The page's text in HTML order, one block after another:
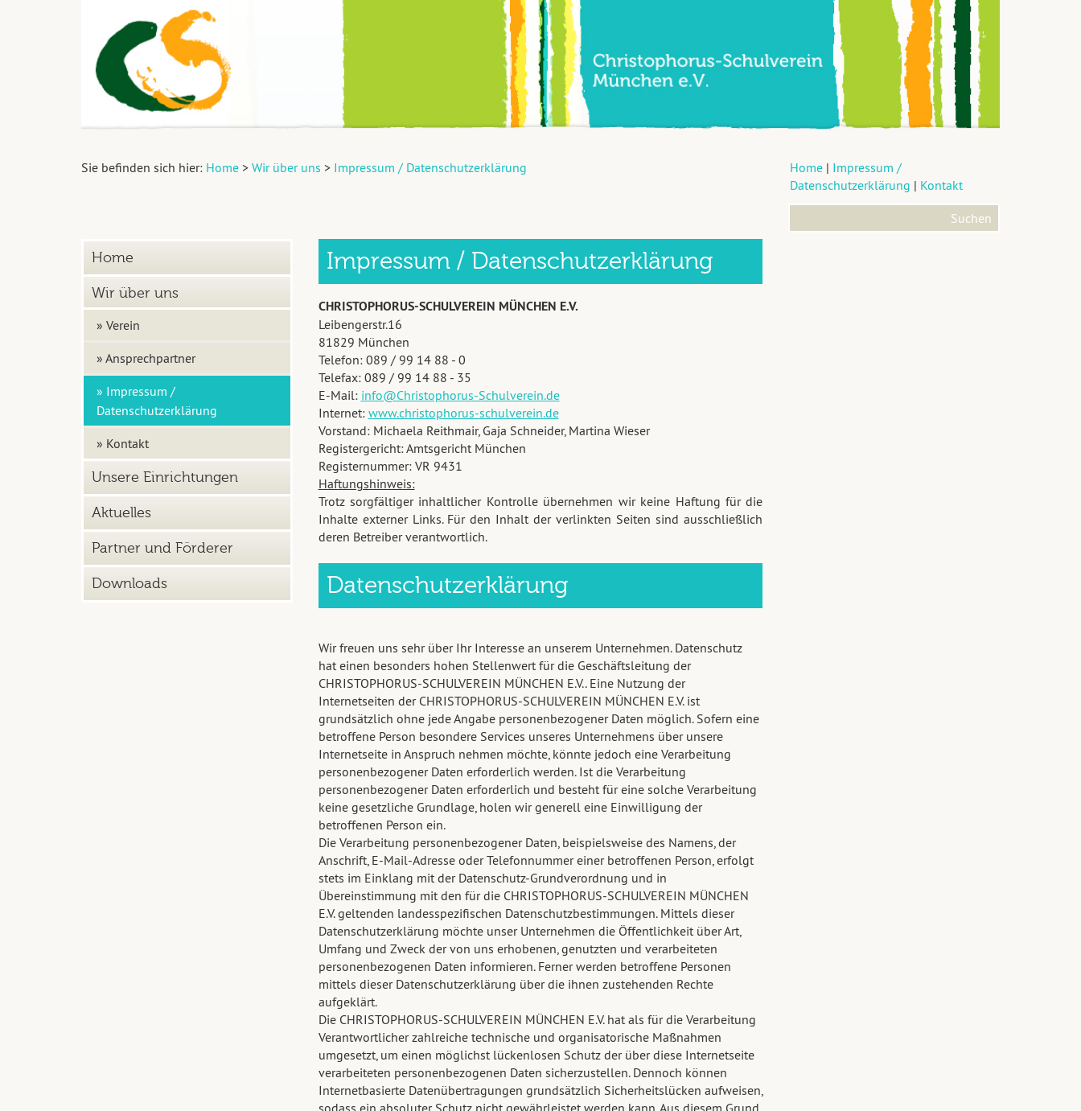
Sie befinden sich hier: Home> Wir über uns > Impressum / Datenschutzerklärung Home | Impressum /
Datenschutzerklärung | Kontakt
Home
Wir über uns
» Verein
» Ansprechpartner
» Impressum /
Datenschutzerklärung
» Kontakt
Unsere Einrichtungen
Aktuelles
Partner und Förderer
Downloads
Impressum / Datenschutzerklärung
CHRISTOPHORUS-SCHULVEREIN MÜNCHEN E.V.
Leibengerstr.16
81829 München
Telefon: 089 / 99 14 88 - 0
Telefax: 089 / 99 14 88 - 35
E-Mail: info@Christophorus-Schulverein.de
Internet: www.christophorus-schulverein.de
Vorstand: Michaela Reithmair, Gaja Schneider, Martina Wieser
Registergericht: Amtsgericht München
Registernummer: VR 9431
Haftungshinweis:
Trotz sorgfältiger inhaltlicher Kontrolle übernehmen wir keine Haftung für die
Inhalte externer Links. Für den Inhalt der verlinkten Seiten sind ausschließlich
deren Betreiber verantwortlich.
Datenschutzerklärung
Wir freuen uns sehr über Ihr Interesse an unserem Unternehmen. Datenschutz
hat einen besonders hohen Stellenwert für die Geschäftsleitung der
CHRISTOPHORUS-SCHULVEREIN MÜNCHEN E.V.. Eine Nutzung der
Internetseiten der CHRISTOPHORUS-SCHULVEREIN MÜNCHEN E.V. ist
grundsätzlich ohne jede Angabe personenbezogener Daten möglich. Sofern eine
betroffene Person besondere Services unseres Unternehmens über unsere
Internetseite in Anspruch nehmen möchte, könnte jedoch eine Verarbeitung
personenbezogener Daten erforderlich werden. Ist die Verarbeitung
personenbezogener Daten erforderlich und besteht für eine solche Verarbeitung
keine gesetzliche Grundlage, holen wir generell eine Einwilligung der
betroffenen Person ein.
Die Verarbeitung personenbezogener Daten, beispielsweise des Namens, der
Anschrift, E-Mail-Adresse oder Telefonnummer einer betroffenen Person, erfolgt
stets im Einklang mit der Datenschutz-Grundverordnung und in
Übereinstimmung mit den für die CHRISTOPHORUS-SCHULVEREIN MÜNCHEN
E.V. geltenden landesspezifischen Datenschutzbestimmungen. Mittels dieser
Datenschutzerklärung möchte unser Unternehmen die Öffentlichkeit über Art,
Umfang und Zweck der von uns erhobenen, genutzten und verarbeiteten
personenbezogenen Daten informieren. Ferner werden betroffene Personen
mittels dieser Datenschutzerklärung über die ihnen zustehenden Rechte
aufgeklärt.
Die CHRISTOPHORUS-SCHULVEREIN MÜNCHEN E.V. hat als für die Verarbeitung
Verantwortlicher zahlreiche technische und organisatorische Maßnahmen
umgesetzt, um einen möglichst lückenlosen Schutz der über diese Internetseite
verarbeiteten personenbezogenen Daten sicherzustellen. Dennoch können
Internetbasierte Datenübertragungen grundsätzlich Sicherheitslücken aufweisen,
sodass ein absoluter Schutz nicht gewährleistet werden kann. Aus diesem Grund